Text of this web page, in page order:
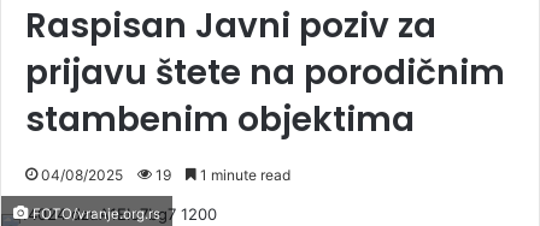
Raspisan Javni poziv za
prijavu štete na porodičnim
stambenim objektima
04/08/2025 19 1 minute read
FOTO/vranje.org.rs